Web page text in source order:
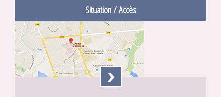
Situation / Accès